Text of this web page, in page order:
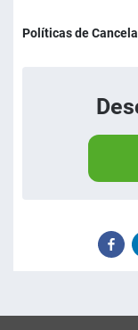
Políticas de